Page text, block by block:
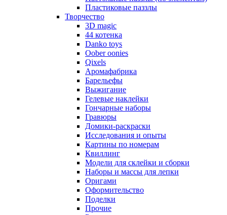
Пластиковые паззлы
Творчество
3D magic
44 котенка
Danko toys
Oober oonies
Qixels
Аромафабрика
Барельефы
Выжигание
Гелевые наклейки
Гончарные наборы
Гравюры
Домики-раскраски
Исследования и опыты
Картины по номерам
Квиллинг
Модели для склейки и сборки
Наборы и массы для лепки
Оригами
Оформительство
Поделки
Прочие